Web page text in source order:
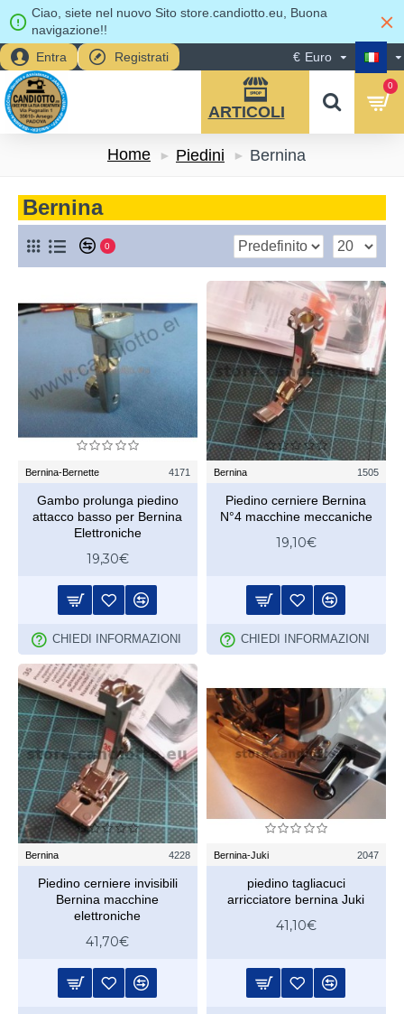
Ciao, siete nel nuovo Sito store.candiotto.eu, Buona
navigazione!!
Entra
Registrati € Euro
0
Home Piedini Bernina
Bernina
0
Bernina-Bernette 4171
Gambo prolunga piedino
attacco basso per Bernina
Elettroniche
19,30€
CHIEDI INFORMAZIONI
Bernina 1505
Piedino cerniere Bernina
N°4 macchine meccaniche
19,10€
CHIEDI INFORMAZIONI
Bernina 4228
Piedino cerniere invisibili
Bernina macchine
elettroniche
41,70€
Bernina-Juki 2047
piedino tagliacuci
arricciatore bernina Juki
41,10€